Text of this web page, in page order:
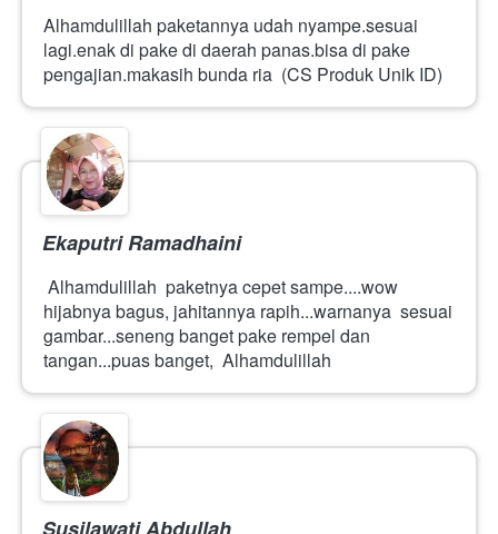
Alhamdulillah paketannya udah nyampe.sesuai
lagi.enak di pake di daerah panas.bisa di pake
pengajian.makasih bunda ria  (CS Produk Unik ID)
Ekaputri Ramadhaini
hijabnya bagus, jahitannya rapih...warnanya  sesuai
gambar...seneng banget pake rempel dan
tangan...puas banget,  Alhamdulillah
Susilawati Abdullah